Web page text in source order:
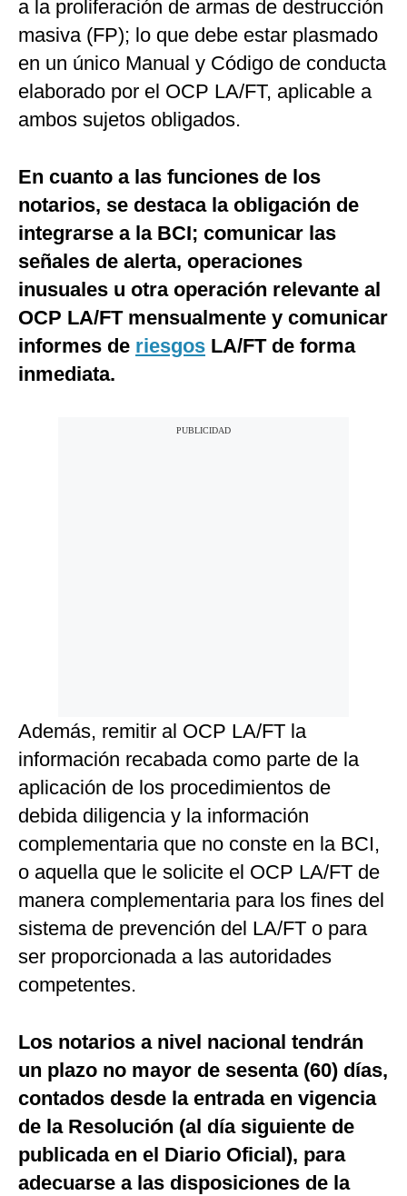
a la proliferación de armas de destrucción
masiva (FP); lo que debe estar plasmado
en un único Manual y Código de conducta
elaborado por el OCP LA/FT, aplicable a
ambos sujetos obligados.
En cuanto a las funciones de los
notarios, se destaca la obligación de
integrarse a la BCI; comunicar las
señales de alerta, operaciones
inusuales u otra operación relevante al
OCP LA/FT mensualmente y comunicar
informes de riesgos LA/FT de forma
inmediata.
Además, remitir al OCP LA/FT la
información recabada como parte de la
aplicación de los procedimientos de
debida diligencia y la información
complementaria que no conste en la BCI,
o aquella que le solicite el OCP LA/FT de
manera complementaria para los fines del
sistema de prevención del LA/FT o para
ser proporcionada a las autoridades
competentes.
Los notarios a nivel nacional tendrán
un plazo no mayor de sesenta (60) días,
contados desde la entrada en vigencia
de la Resolución (al día siguiente de
publicada en el Diario Oficial), para
adecuarse a las disposiciones de la